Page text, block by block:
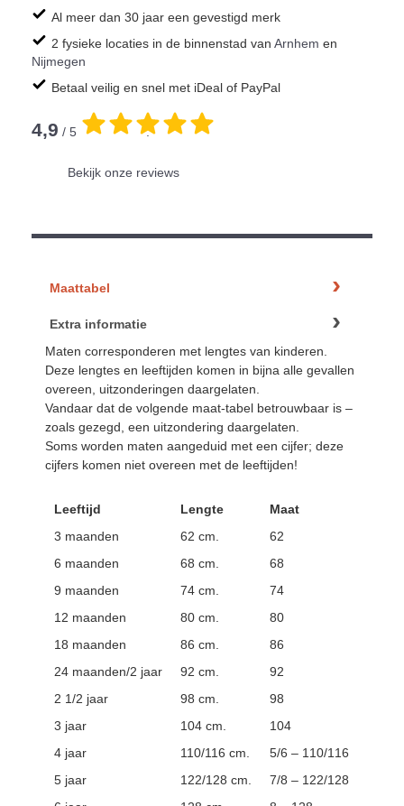
Al meer dan 30 jaar een gevestigd merk
2 fysieke locaties in de binnenstad van Arnhem en
Nijmegen
Betaal veilig en snel met iDeal of PayPal
4,9 / 5 .
Bekijk onze reviews
Maattabel
Extra informatie
Maten corresponderen met lengtes van kinderen.
Deze lengtes en leeftijden komen in bijna alle gevallen
overeen, uitzonderingen daargelaten.
Vandaar dat de volgende maat-tabel betrouwbaar is –
zoals gezegd, een uitzondering daargelaten.
Soms worden maten aangeduid met een cijfer; deze
cijfers komen niet overeen met de leeftijden!
Leeftijd Lengte
Maat
3 maanden
62 cm.
62
6 maanden
68 cm.
68
9 maanden
74 cm.
74
12 maanden
80 cm.
80
18 maanden
86 cm.
86
24 maanden/2 jaar
92 cm.
92
2 1/2 jaar
98 cm.
98
3 jaar
104 cm.
104
4 jaar
110/116 cm.
5/6 – 110/116
5 jaar
122/128 cm.
7/8 – 122/128